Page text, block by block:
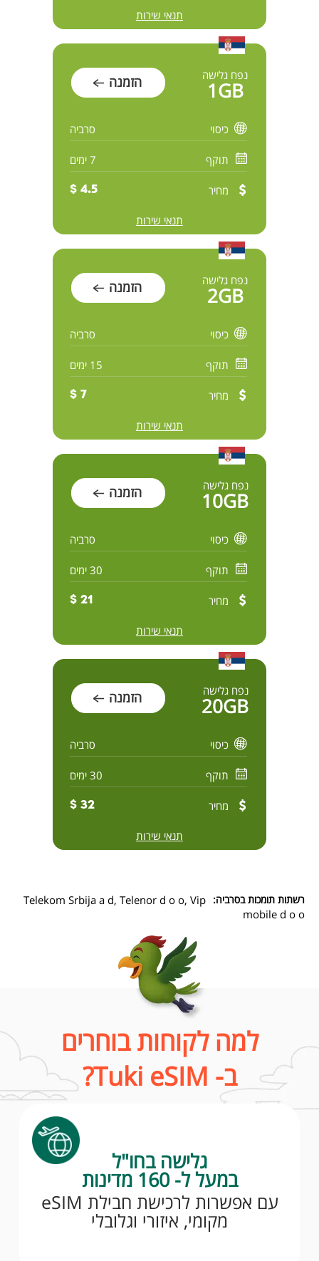
תנאי שירות
נפח גלישה
1GB הזמנה
כיסוי סרביה
תוקף 7 ימים
מחיר 4.5 $
תנאי שירות
נפח גלישה
2GB הזמנה
כיסוי סרביה
תוקף 15 ימים
מחיר 7 $
תנאי שירות
נפח גלישה
10GB הזמנה
כיסוי סרביה
תוקף 30 ימים
מחיר 21 $
תנאי שירות
נפח גלישה
20GB הזמנה
כיסוי סרביה
תוקף 30 ימים
מחיר 32 $
תנאי שירות
רשתות תומכות בסרביה: Telekom Srbija a d, Telenor d o o, Vip
mobile d o o
למה לקוחות בוחרים
ב- Tuki eSIM?
גלישה בחו"ל
במעל ל- 160 מדינות
עם אפשרות לרכישת חבילת eSIM
מקומי, איזורי וגלובלי